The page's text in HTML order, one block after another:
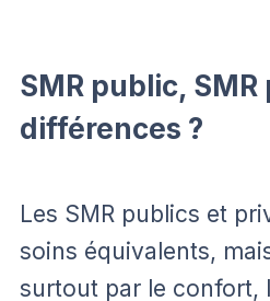
SMR public,
différences ?
Les SMR publics et
soins équivalents,
surtout par le confort,